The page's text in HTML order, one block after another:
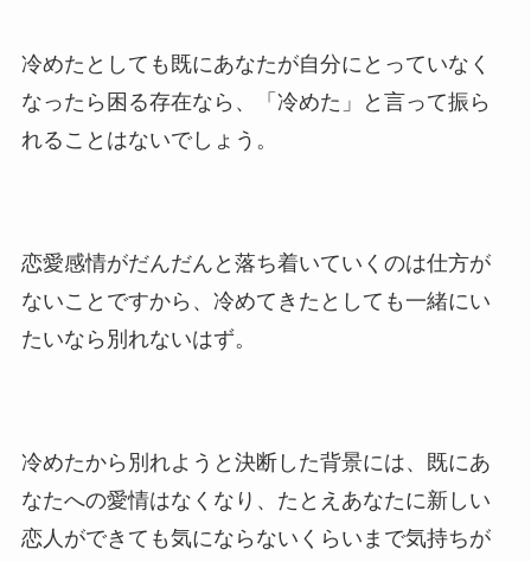
冷めたとしても既にあなたが自分にとっていなく
なったら困る存在なら、「冷めた」と言って振ら
れることはないでしょう。
恋愛感情がだんだんと落ち着いていくのは仕方が
ないことですから、冷めてきたとしても一緒にい
たいなら別れないはず。
冷めたから別れようと決断した背景には、既にあ
なたへの愛情はなくなり、たとえあなたに新しい
恋人ができても気にならないくらいまで気持ちが